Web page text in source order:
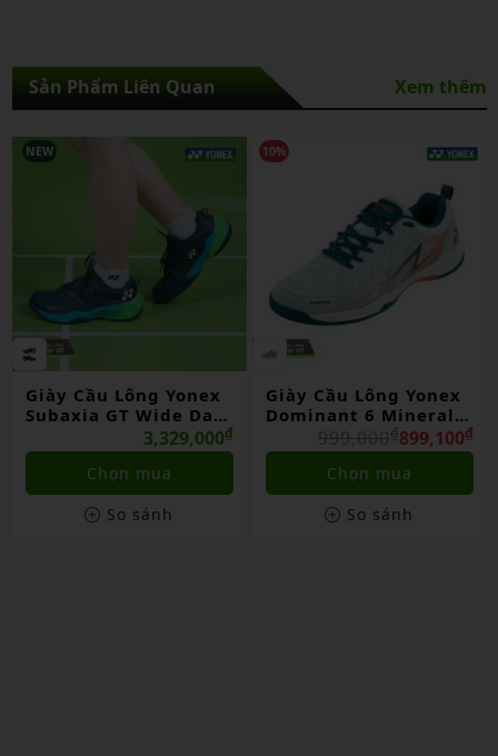
Sản Phẩm Liên Quan Xem thêm
NEW
Giày Cầu Lông Yonex
Subaxia GT Wide Dark
Green Chính Hãng
3,329,000₫
Chọn mua
So sánh
10%
Giày Cầu Lông Yonex
Dominant 6 Mineral
Gray Fl/yellow899,100₫
999,000₫
Chọn mua
So sánh